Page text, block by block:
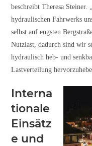
beschreibt Theresa Steiner.
hydraulischen Fahrwerks
selbst auf engsten
Nutzlast, dadurch sind wir
hydraulisch heb- und
Lastverteilung
Interna
tionale
Einsätz
e und